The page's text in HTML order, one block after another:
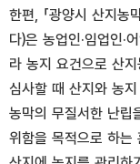
한편, 「광양시 산지농
다)은 농업인·임업인·
라 농지 요건으로 산
심사할 때 산지와 농
농막의 무질서한 난립
위함을 목적으로 하는